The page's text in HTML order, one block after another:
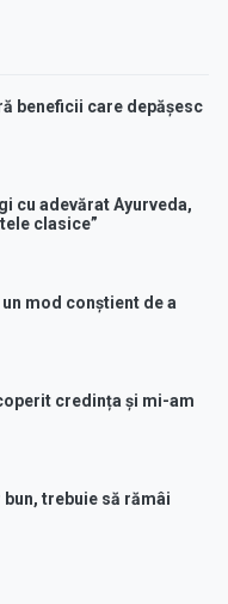
beneficii care depășesc
cu adevărat Ayurveda,
clasice”
mod conștient de a
credința și mi-am
trebuie să rămâi